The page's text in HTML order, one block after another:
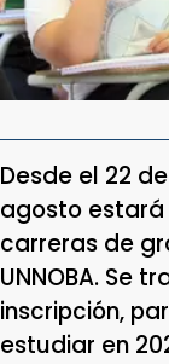
Desde el 22
agosto
carreras de
UNNOBA. Se
inscripción,
estudiar en